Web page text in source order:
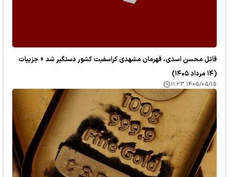
قاتل محسن اسدی، قهرمان مشهدی کراسفیت کشور دستگیر شد + جزییات
(۱۴ مرداد ۱۴۰۵)
۱۴۰۵/۰۵/۱۵ ۱۱:۲۳